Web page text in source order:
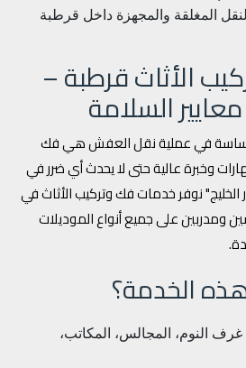
المغلقة والمجهزة داخل قرطبة
الأثاث قرطبة –
السلامة
في عملية نقل العفش هي فك
وخبرة عالية حتى لا يحدث أي ضرر في
نوفر خدمات فك وتركيب الأثاث في
ومدربين على جميع أنواع الموديلات
الخدمة؟
غرف النوم، المجالس، المكاتب،